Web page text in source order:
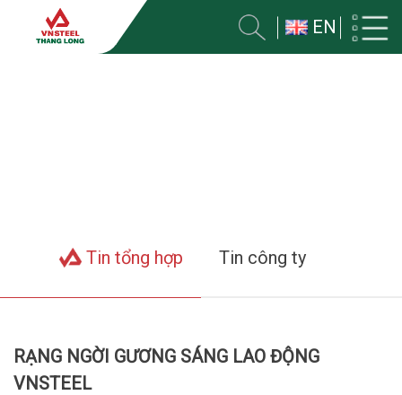
EN
Tin tổng hợp Tin công ty
RẠNG NGỜI GƯƠNG SÁNG LAO ĐỘNG
VNSTEEL